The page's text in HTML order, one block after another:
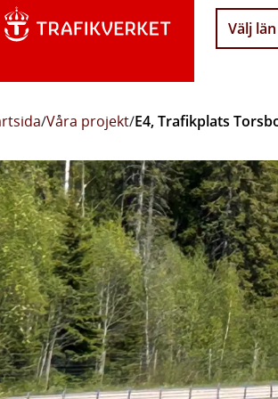
Välj län
/Våra projekt/E4, Trafikplats